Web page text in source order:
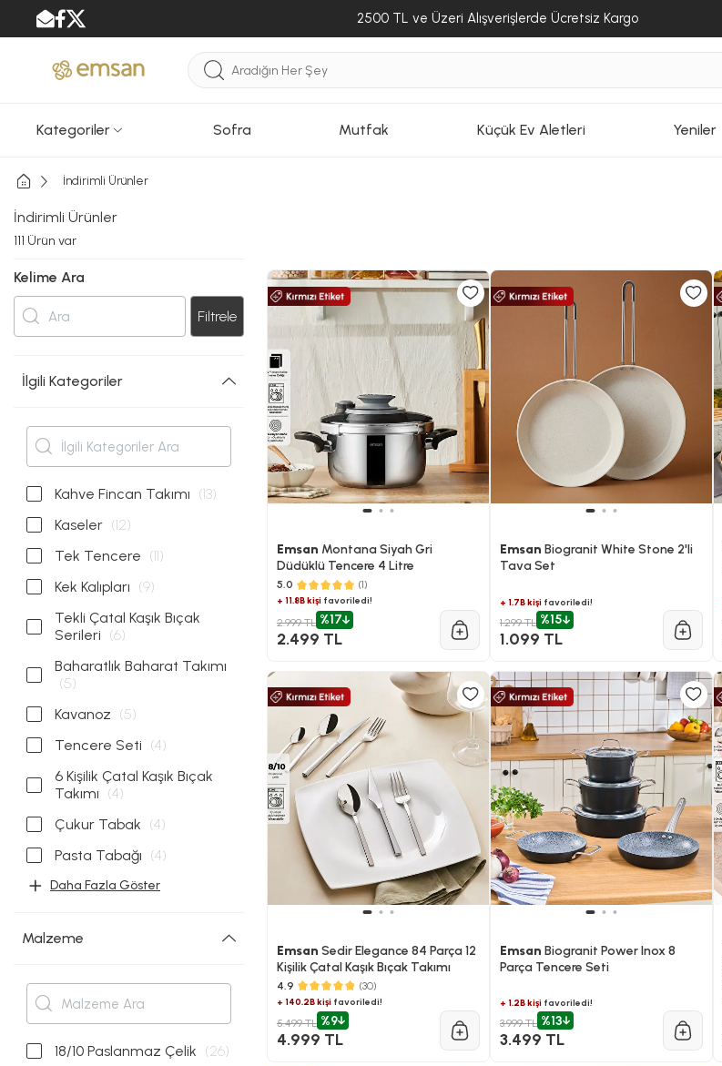
2500 TL ve Üzeri Alışverişlerde Ücretsiz Kargo
Kategoriler Sofra Mutfak Küçük Ev Aletleri Yeniler
İndirimli Ürünler
İndirimli Ürünler
111 Ürün var
Kelime Ara
Filtrele
İlgili Kategoriler
Kahve Fincan Takımı (13)
Kaseler (12)
Tek Tencere (11)
Kek Kalıpları (9)
Tekli Çatal Kaşık Bıçak
Serileri (6)
Baharatlık Baharat Takımı
(5)
Kavanoz (5)
Tencere Seti (4)
6 Kişilik Çatal Kaşık Bıçak
Takımı (4)
Çukur Tabak (4)
Pasta Tabağı (4)
Daha Fazla Göster
Malzeme
18/10 Paslanmaz Çelik (26)
Emsan Montana Siyah Gri
Düdüklü Tencere 4 Litre
5.0 (1)
+ 11.8B kişifavoriledi!
2.999 TL %17
2.499 TL
Emsan Biogranit White Stone 2'li
Tava Set
+ 1.7B kişifavoriledi!
1.299 TL %15
1.099 TL
Emsan Sedir Elegance 84 Parça 12
Kişilik Çatal Kaşık Bıçak Takımı
4.9 (30)
+ 140.2B kişifavoriledi!
5.499 TL %9
4.999 TL
Emsan Biogranit Power Inox 8
Parça Tencere Seti
+ 1.2B kişifavoriledi!
3.999 TL %13
3.499 TL